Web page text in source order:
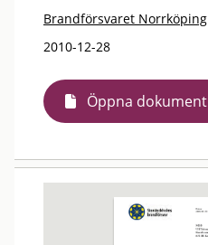
Brandförsvaret Norrköping
2010-12-28
Öppna dokument